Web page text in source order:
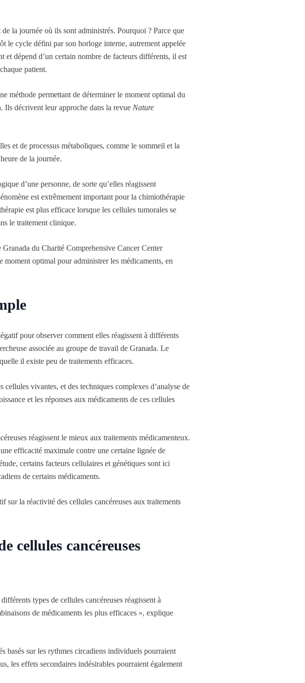
la journée où ils sont administrés. Pourquoi ? Parce que
le cycle défini par son horloge interne, autrement appelée
dépend d’un certain nombre de facteurs différents, il est
patient.
méthode permettant de déterminer le moment optimal du
Ils décrivent leur approche dans la revue Nature
et de processus métaboliques, comme le sommeil et la
de la journée.
d’une personne, de sorte qu’elles réagissent
est extrêmement important pour la chimiothérapie
est plus efficace lorsque les cellules tumorales se
le traitement clinique.
du Charité Comprehensive Cancer Center
moment optimal pour administrer les médicaments, en
pour observer comment elles réagissent à différents
associée au groupe de travail de Granada. Le
il existe peu de traitements efficaces.
vivantes, et des techniques complexes d’analyse de
et les réponses aux médicaments de ces cellules
réagissent le mieux aux traitements médicamenteux.
efficacité maximale contre une certaine lignée de
certains facteurs cellulaires et génétiques sont ici
de certains médicaments.
sur la réactivité des cellules cancéreuses aux traitements
cellules cancéreuses
types de cellules cancéreuses réagissent à
de médicaments les plus efficaces », explique
basés sur les rythmes circadiens individuels pourraient
les effets secondaires indésirables pourraient également